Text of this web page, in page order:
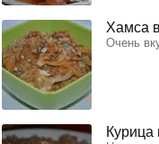
Хамса
Очень
Курица